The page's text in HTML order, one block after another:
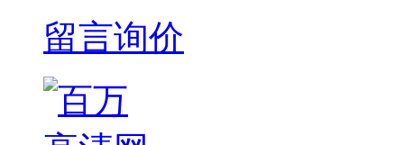
留言询价